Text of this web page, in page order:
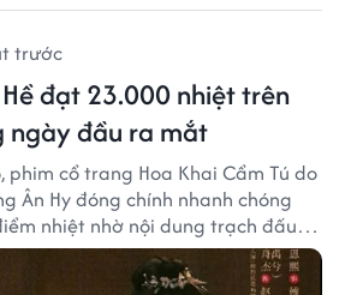
trước
đạt 23.000 nhiệt trên
ngày đầu ra mắt
phim cổ trang Hoa Khai Cẩm Tú do
Ân Hy đóng chính nhanh chóng
nhiệt nhờ nội dung trạch đấu